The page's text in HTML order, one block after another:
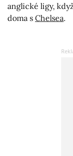
anglické ligy,
doma s Chelsea.